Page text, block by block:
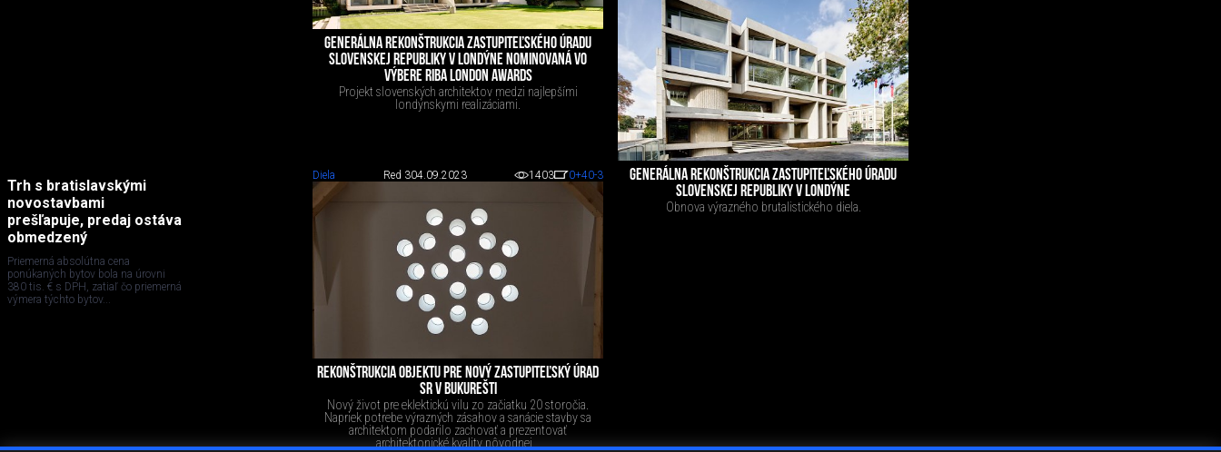
Trh s bratislavskými
novostavbami
prešľapuje, predaj ostáva
obmedzený
Priemerná absolútna cena
ponúkaných bytov bola na úrovni
380 tis. € s DPH, zatiaľ čo priemerná
výmera týchto bytov...
GENERÁLNA REKONŠTRUKCIA ZASTUPITEĽSKÉHO ÚRADU
SLOVENSKEJ REPUBLIKY V LONDÝNE NOMINOVANÁ VO
VÝBERE RIBA LONDON AWARDS
Projekt slovenských architektov medzi najlepšími
londýnskymi realizáciami.
GENERÁLNA REKONŠTRUKCIA ZASTUPITEĽSKÉHO ÚRADU
SLOVENSKEJ REPUBLIKY V LONDÝNE
Obnova výrazného brutalistického diela.
Diela Red 304.09.2023 1403 0+40-3
REKONŠTRUKCIA OBJEKTU PRE NOVÝ ZASTUPITEĽSKÝ ÚRAD
SR V BUKUREŠTI
Nový život pre eklektickú vilu zo začiatku 20 storočia.
Napriek potrebe výrazných zásahov a sanácie stavby sa
architektom podarilo zachovať a prezentovať
architektonické kvality pôvodnej...